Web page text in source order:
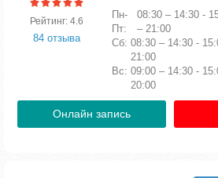
Рейтинг: 4.6
84 отзыва
Пн-
Пт:
08:30 – 14:30 -
– 21:00
Сб: 08:30 – 14:30 -
21:00
Вс: 09:00 – 14:30 -
20:00
Онлайн запись